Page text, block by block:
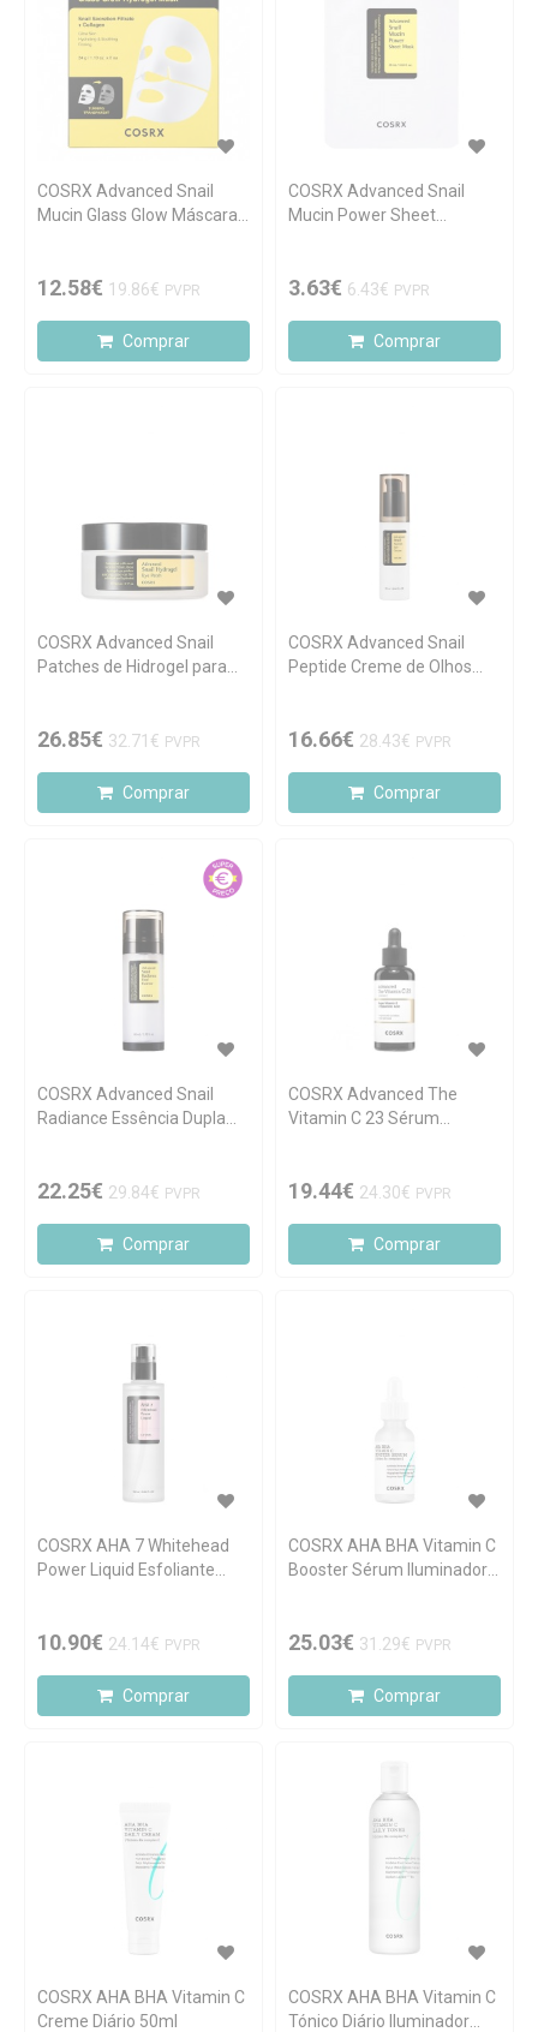
COSRX Advanced Snail
Mucin Glass Glow Máscara
12.58€ 19.86€ PVPR
Comprar
COSRX Advanced Snail
Mucin Power Sheet
3.63€ 6.43€ PVPR
Comprar
COSRX Advanced Snail
Patches de Hidrogel para
26.85€ 32.71€ PVPR
Comprar
COSRX Advanced Snail
Peptide Creme de Olhos
16.66€ 28.43€ PVPR
Comprar
COSRX Advanced Snail
Radiance Essência Dupla
22.25€ 29.84€ PVPR
Comprar
COSRX Advanced The
Vitamin C 23 Sérum
19.44€ 24.30€ PVPR
Comprar
COSRX AHA 7 Whitehead
Power Liquid Esfoliante
10.90€ 24.14€ PVPR
Comprar
COSRX AHA BHA Vitamin C
Booster Sérum Iluminador
25.03€ 31.29€ PVPR
Comprar
COSRX AHA BHA Vitamin C
Creme Diário 50ml
COSRX AHA BHA Vitamin C
Tónico Diário Iluminador